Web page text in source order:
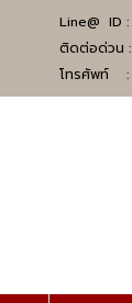
Line@ ID :
ติดต่อด่วน :
โทรศัพท์ :